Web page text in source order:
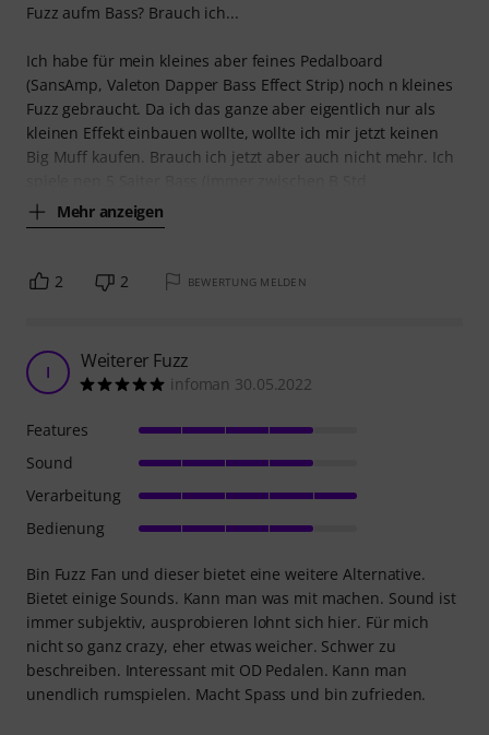
Fuzz aufm Bass? Brauch ich...
Ich habe für mein kleines aber feines Pedalboard
(SansAmp, Valeton Dapper Bass Effect Strip) noch n kleines
Fuzz gebraucht. Da ich das ganze aber eigentlich nur als
kleinen Effekt einbauen wollte, wollte ich mir jetzt keinen
Big Muff kaufen. Brauch ich jetzt aber auch nicht mehr. Ich
Mehr anzeigen
2 2 BEWERTUNG MELDEN
I Weiterer Fuzz
infoman 30.05.2022
Bin Fuzz Fan und dieser bietet eine weitere Alternative.
Bietet einige Sounds. Kann man was mit machen. Sound ist
immer subjektiv, ausprobieren lohnt sich hier. Für mich
nicht so ganz crazy, eher etwas weicher. Schwer zu
beschreiben. Interessant mit OD Pedalen. Kann man
unendlich rumspielen. Macht Spass und bin zufrieden.
Features
Sound
Verarbeitung
Bedienung